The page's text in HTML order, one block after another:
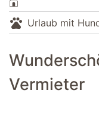
pets Urlaub mit
Vermieter